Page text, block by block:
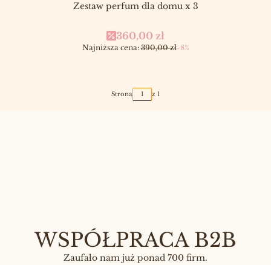
Zestaw perfum dla domu x 3
Cena promocyjna
360,00 zł
Najniższa cena: 390,00 zł-8%
Strona z 1
WSPÓŁPRACA B2B
Zaufało nam już ponad 700 firm.